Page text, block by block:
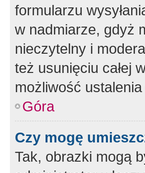
formularzu
w nadmiarze, gdyż
nieczytelny i
też usunięciu całej
możliwość
Góra
Czy mogę
Tak, obrazki mogą